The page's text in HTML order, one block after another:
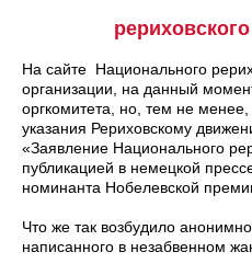
На сайте Национального
организации, на данный
оргкомитета, но, тем не
указания Рериховскому
«Заявление Национального
публикацией в немецкой
номинанта Нобелевской
Что же так возбудило
написанного в незабвенном